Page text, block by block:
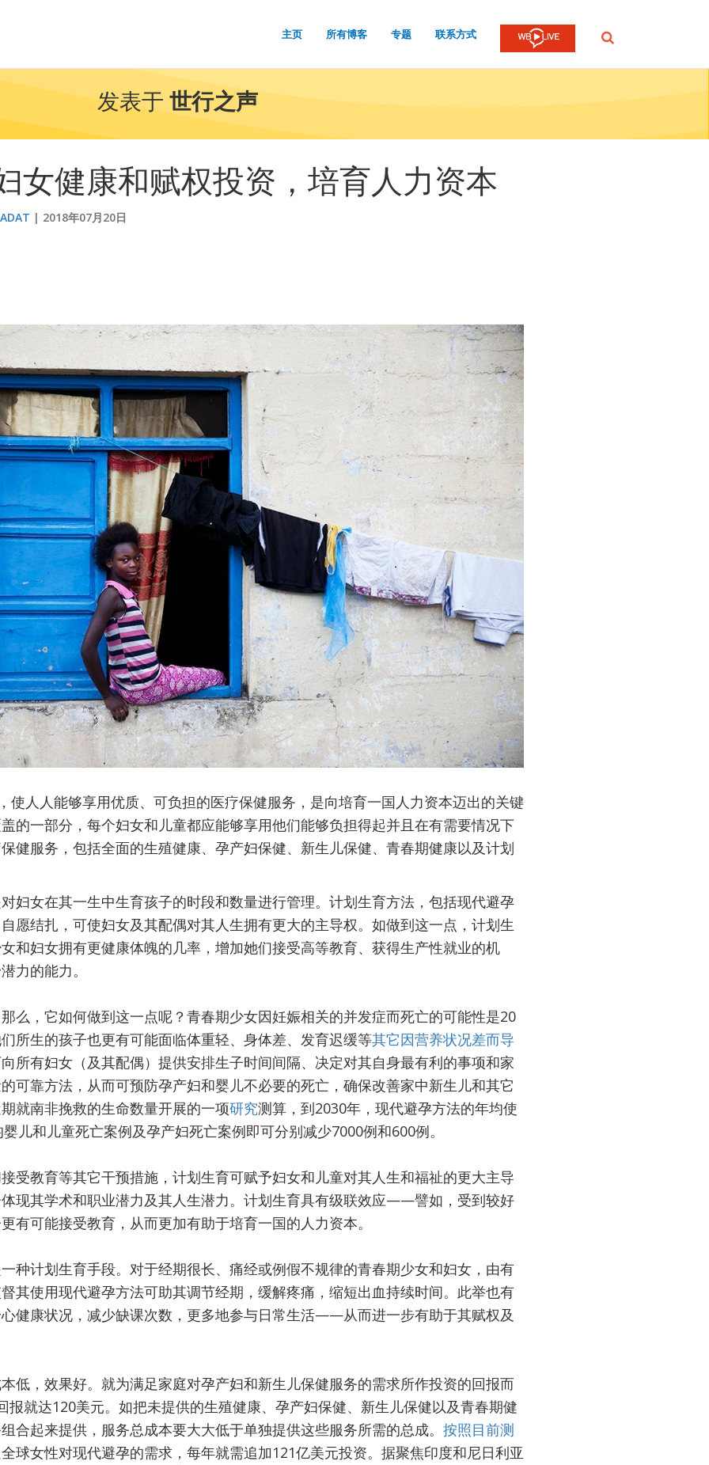
主页 所有博客 专题 联系方式
提
发表于 世行之声
女健康和赋权投资，培育人力资本
2018年07月20日
使人人能够享用优质、可负担的医疗保健服务，是向培育一国人力资本迈出的关键
的一部分，每个妇女和儿童都应能够享用他们能够负担得起并且在有需要情况下
健服务，包括全面的生殖健康、孕产妇保健、新生儿保健、青春期健康以及计划
妇女在其一生中生育孩子的时段和数量进行管理。计划生育方法，包括现代避孕
愿结扎，可使妇女及其配偶对其人生拥有更大的主导权。如做到这一点，计划生
和妇女拥有更健康体魄的几率，增加她们接受高等教育、获得生产性就业的机
力的能力。
么，它如何做到这一点呢？青春期少女因妊娠相关的并发症而死亡的可能性是20
所生的孩子也更有可能面临体重轻、身体差、发育迟缓等其它因营养状况差而导
所有妇女（及其配偶）提供安排生子时间间隔、决定对其自身最有利的事项和家
可靠方法，从而可预防孕产妇和婴儿不必要的死亡，确保改善家中新生儿和其它
就南非挽救的生命数量开展的一项研究测算，到2030年，现代避孕方法的年均使
儿和儿童死亡案例及孕产妇死亡案例即可分别减少7000例和600例。
受教育等其它干预措施，计划生育可赋予妇女和儿童对其人生和福祉的更大主导
现其学术和职业潜力及其人生潜力。计划生育具有级联效应——譬如，受到较好
有可能接受教育，从而更加有助于培育一国的人力资本。
种计划生育手段。对于经期很长、痛经或例假不规律的青春期少女和妇女，由有
其使用现代避孕方法可助其调节经期，缓解疼痛，缩短出血持续时间。此举也有
健康状况，减少缺课次数，更多地参与日常生活——从而进一步有助于其赋权及
低，效果好。就为满足家庭对孕产妇和新生儿保健服务的需求所作投资的回报而
报就达120美元。如把未提供的生殖健康、孕产妇保健、新生儿保健以及青春期健
合起来提供，服务总成本要大大低于单独提供这些服务所需的总成。 按照目前测
球女性对现代避孕的需求，每年就需追加121亿美元投资。据聚焦印度和尼日利亚